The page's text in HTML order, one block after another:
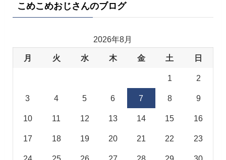
こめこめおじさんのブログ
2026年8月
月 火 水 木 金 土 日
1 2
3 4 5 6 7 8 9
10 11 12 13 14 15 16
17 18 19 20 21 22 23